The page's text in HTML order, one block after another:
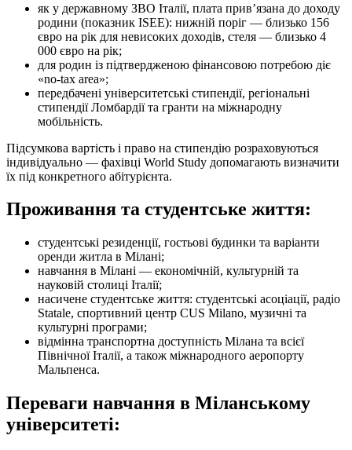
як у державному ЗВО Італії, плата прив’язана до доходу
родини (показник ISEE): нижній поріг — близько 156
євро на рік для невисоких доходів, стеля — близько 4
000 євро на рік;
для родин із підтвердженою фінансовою потребою діє
«no-tax area»;
передбачені університетські стипендії, регіональні
стипендії Ломбардії та гранти на міжнародну
мобільність.
Підсумкова вартість і право на стипендію розраховуються
індивідуально — фахівці World Study допомагають визначити
їх під конкретного абітурієнта.
Проживання та студентське життя:
студентські резиденції, гостьові будинки та варіанти
оренди житла в Мілані;
навчання в Мілані — економічній, культурній та
науковій столиці Італії;
насичене студентське життя: студентські асоціації, радіо
Statale, спортивний центр CUS Milano, музичні та
культурні програми;
відмінна транспортна доступність Мілана та всієї
Північної Італії, а також міжнародного аеропорту
Мальпенса.
Переваги навчання в Міланському
університеті: